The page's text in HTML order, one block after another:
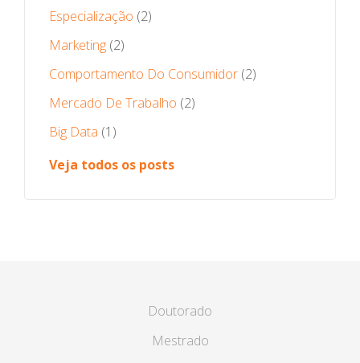
Especialização (2)
Marketing (2)
Comportamento Do Consumidor (2)
Mercado De Trabalho (2)
Big Data (1)
Veja todos os posts
Doutorado
Mestrado